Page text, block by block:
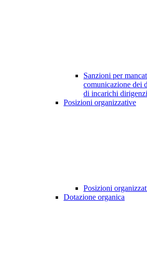
Sanzioni per
comunicazione dei
di incarichi
Posizioni organizzative
Posizioni
Dotazione organica